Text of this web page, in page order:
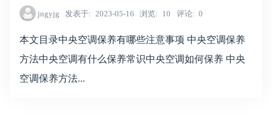
jngyjg 发表于 2023-05-16 浏览 10 评论 0
本文目录中央空调保养有哪些注意事项 中央空调保养
方法中央空调有什么保养常识中央空调如何保养 中央
空调保养方法...